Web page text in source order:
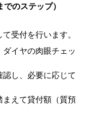
のステップ）
受付を行います。
イヤの肉眼チェッ
し、必要に応じて
えて貸付額（質預